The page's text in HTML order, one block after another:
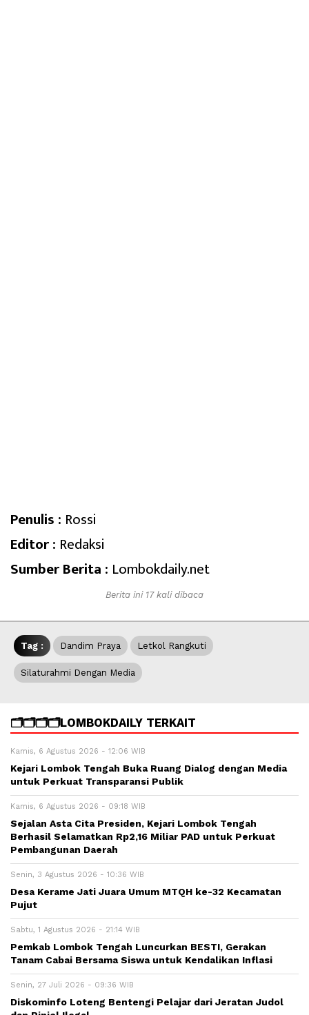
Penulis : Rossi
Editor : Redaksi
Sumber Berita : Lombokdaily.net
Berita ini 17 kali dibaca
Tag : Dandim Praya Letkol Rangkuti
Silaturahmi Dengan Media
🗂️🗂️🗂️🗂️LOMBOKDAILY TERKAIT
Kamis, 6 Agustus 2026 - 12:06 WIB
Kejari Lombok Tengah Buka Ruang Dialog dengan Media
untuk Perkuat Transparansi Publik
Kamis, 6 Agustus 2026 - 09:18 WIB
Sejalan Asta Cita Presiden, Kejari Lombok Tengah
Berhasil Selamatkan Rp2,16 Miliar PAD untuk Perkuat
Pembangunan Daerah
Senin, 3 Agustus 2026 - 10:36 WIB
Desa Kerame Jati Juara Umum MTQH ke-32 Kecamatan
Pujut
Sabtu, 1 Agustus 2026 - 21:14 WIB
Pemkab Lombok Tengah Luncurkan BESTI, Gerakan
Tanam Cabai Bersama Siswa untuk Kendalikan Inflasi
Senin, 27 Juli 2026 - 09:36 WIB
Diskominfo Loteng Bentengi Pelajar dari Jeratan Judol